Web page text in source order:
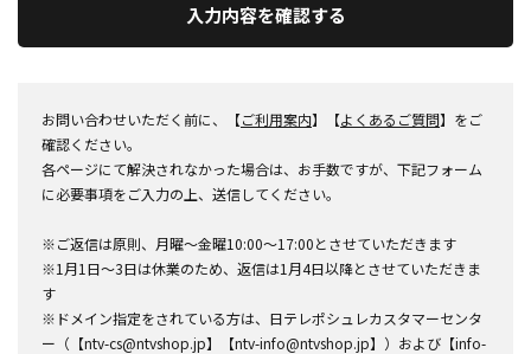
入力内容を確認する
お問い合わせいただく前に、【ご利用案内】【よくあるご質問】をご
確認ください。
各ページにて解決されなかった場合は、お手数ですが、下記フォーム
に必要事項をご入力の上、送信してください。
※ご返信は原則、月曜～金曜10:00～17:00とさせていただきます
※1月1日～3日は休業のため、返信は1月4日以降とさせていただきま
す
※ドメイン指定をされている方は、日テレポシュレカスタマーセンタ
ー（【ntv-cs@ntvshop.jp】【ntv-info@ntvshop.jp】）および【info-